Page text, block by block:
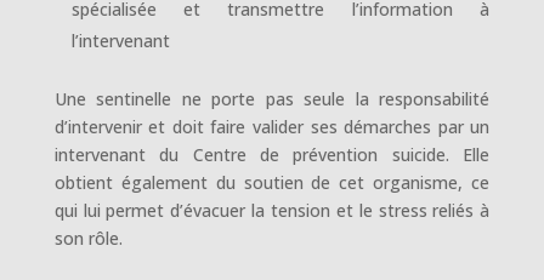
spécialisée et transmettre l’information à
l’intervenant
Une sentinelle ne porte pas seule la responsabilité
d’intervenir et doit faire valider ses démarches par un
intervenant du Centre de prévention suicide. Elle
obtient également du soutien de cet organisme, ce
qui lui permet d’évacuer la tension et le stress reliés à
son rôle.